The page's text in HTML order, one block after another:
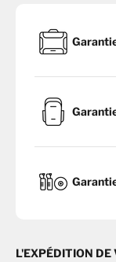
L'EXPÉDITION DE